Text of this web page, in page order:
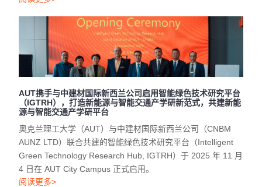
AUT携手与中建材国际新西兰公司启用智能绿色技术研究平台
（IGTRH），打造新能源与智能交通产学研新范式，共建新能
源与智能交通产学研平台
奥克兰理工大学（AUT）与中建材国际新西兰公司（CNBM
AUNZ LTD）联合共建的智能绿色技术研究平台（Intelligent
Green Technology Research Hub, IGTRH）于 2025 年 11 月
4 日在 AUT City Campus 正式启用。
阅读更多>